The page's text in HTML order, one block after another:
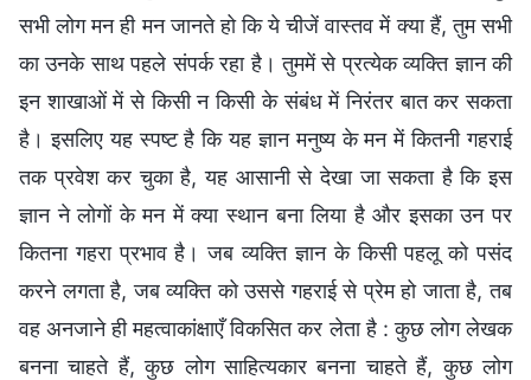
सभी लोग मन ही मन जानते हो कि ये चीजें वास्‍तव में क्‍या हैं, तुम सभी
का उनके साथ पहले संपर्क रहा है। तुममें से प्रत्येक व्यक्ति ज्ञान की
इन शाखाओं में से किसी न किसी के संबंध में निरंतर बात कर सकता
है। इसलिए यह स्पष्ट है कि यह ज्ञान मनुष्य के मन में कितनी गहराई
तक प्रवेश कर चुका है, यह आसानी से देखा जा सकता है कि इस
ज्ञान ने लोगों के मन में क्‍या स्‍थान बना लिया है और इसका उन पर
कितना गहरा प्रभाव है। जब व्यक्ति ज्ञान के किसी पहलू को पसंद
करने लगता है, जब व्यक्ति को उससे गहराई से प्रेम हो जाता है, तब
वह अनजाने ही महत्‍वाकांक्षाएँ विकसित कर लेता है : कुछ लोग लेखक
बनना चाहते हैं, कुछ लोग साहित्यकार बनना चाहते हैं, कुछ लोग